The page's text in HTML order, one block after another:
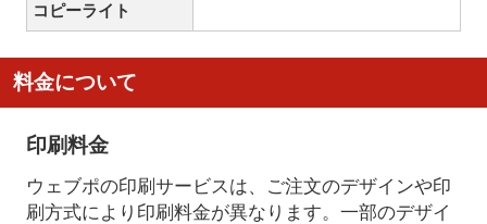
コピーライト
料金について
印刷料金
ウェブポの印刷サービスは、ご注文のデザインや印
刷方式により印刷料金が異なります。一部のデザイ